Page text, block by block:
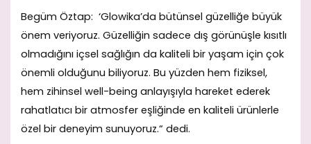
Begüm Öztap: ‘Glowika’da bütünsel güzelliğe büyük
önem veriyoruz. Güzelliğin sadece dış görünüşle kısıtlı
olmadığını içsel sağlığın da kaliteli bir yaşam için çok
önemli olduğunu biliyoruz. Bu yüzden hem fiziksel,
hem zihinsel well-being anlayışıyla hareket ederek
rahatlatıcı bir atmosfer eşliğinde en kaliteli ürünlerle
özel bir deneyim sunuyoruz.“ dedi.